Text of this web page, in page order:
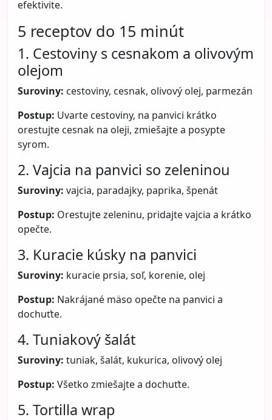
efektivite.
5 receptov do 15 minút
1. Cestoviny s cesnakom a olivovým
olejom
Suroviny: cestoviny, cesnak, olivový olej, parmezán
Postup: Uvarte cestoviny, na panvici krátko
orestujte cesnak na oleji, zmiešajte a posypte
syrom.
2. Vajcia na panvici so zeleninou
Suroviny: vajcia, paradajky, paprika, špenát
Postup: Orestujte zeleninu, pridajte vajcia a krátko
opečte.
3. Kuracie kúsky na panvici
Suroviny: kuracie prsia, soľ, korenie, olej
Postup: Nakrájané mäso opečte na panvici a
dochuťte.
4. Tuniakový šalát
Suroviny: tuniak, šalát, kukurica, olivový olej
Postup: Všetko zmiešajte a dochuťte.
5. Tortilla wrap